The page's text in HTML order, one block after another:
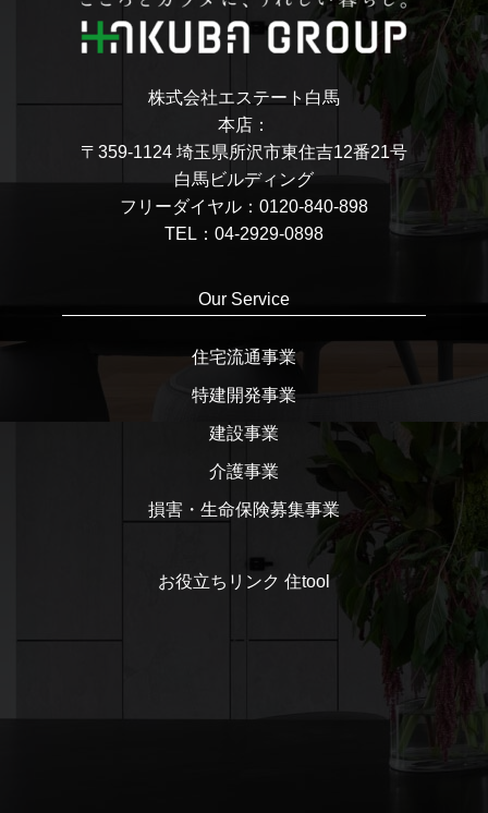
株式会社エステート白馬
本店：
〒359-1124 埼玉県所沢市東住吉12番21号
白馬ビルディング
フリーダイヤル：0120-840-898
TEL：04-2929-0898
Our Service
住宅流通事業
特建開発事業
建設事業
介護事業
損害・生命保険募集事業
お役立ちリンク 住tool